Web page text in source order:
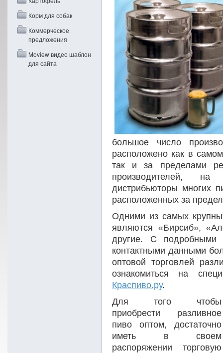
Корм для собак
Коммерческое
предложения
Moview видео шаблон
для сайта
большое число
расположено как в
так и за пределами
производителей,
дистрибьюторы многих
расположенных за
Одними из самых
являются «Бирсиб»,
другие. С подробными
контактными данными
оптовой торговлей
ознакомиться на
Краспиво.ру.
Для того чтобы
приобрести разливное
пиво оптом, достаточно
иметь в своем
распоряжении торговую